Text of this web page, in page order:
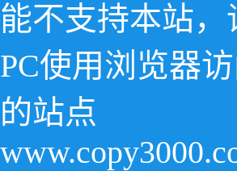
能不支持本站，
PC使用浏览器
的站点